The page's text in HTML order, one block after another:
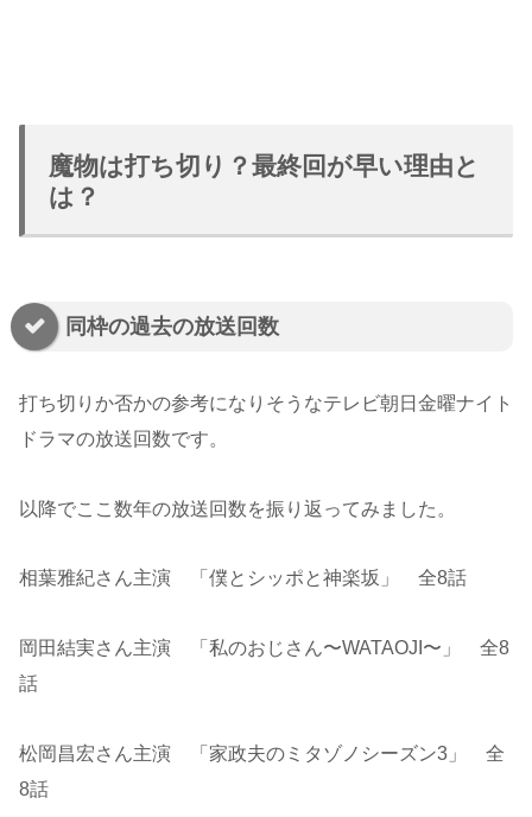
魔物は打ち切り？最終回が早い理由と
は？
同枠の過去の放送回数
打ち切りか否かの参考になりそうなテレビ朝日金曜ナイト
ドラマの放送回数です。
以降でここ数年の放送回数を振り返ってみました。
相葉雅紀さん主演 「僕とシッポと神楽坂」 全8話
岡田結実さん主演 「私のおじさん〜WATAOJI〜」 全8
話
松岡昌宏さん主演 「家政夫のミタゾノシーズン3」 全
8話